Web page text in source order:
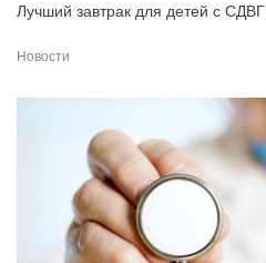
Лучший завтрак для детей с СДВГ
Новости